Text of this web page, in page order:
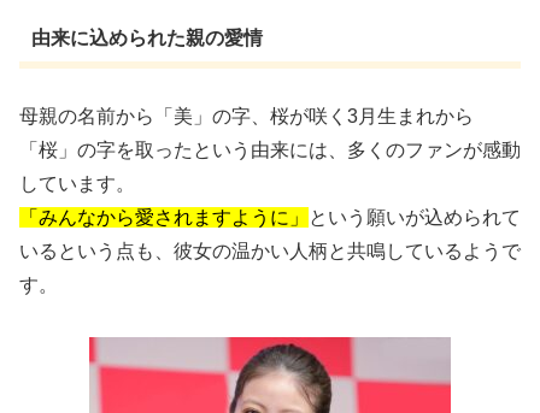
由来に込められた親の愛情
母親の名前から「美」の字、桜が咲く3月生まれから
「桜」の字を取ったという由来には、多くのファンが感動
しています。
「みんなから愛されますように」
という願いが込められて
いるという点も、彼女の温かい人柄と共鳴しているようで
す。